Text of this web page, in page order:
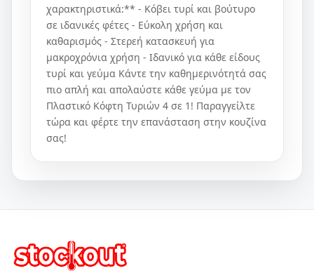
χαρακτηριστικά:** - Κόβει τυρί και βούτυρο
σε ιδανικές φέτες - Εύκολη χρήση και
καθαρισμός - Στερεή κατασκευή για
μακροχρόνια χρήση - Ιδανικό για κάθε είδους
τυρί και γεύμα Κάντε την καθημερινότητά σας
πιο απλή και απολαύστε κάθε γεύμα με τον
Πλαστικό Κόφτη Τυριών 4 σε 1! Παραγγείλτε
τώρα και φέρτε την επανάσταση στην κουζίνα
σας!